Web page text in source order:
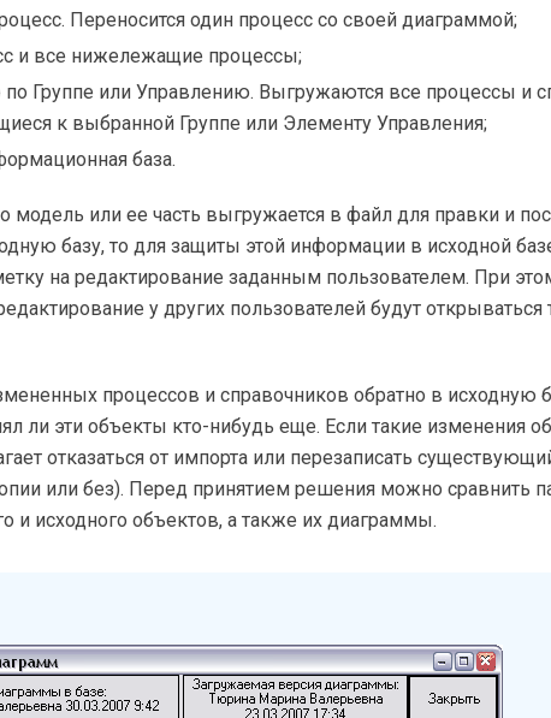
Переносится один процесс со своей диаграммой;
и все нижележащие процессы;
по Группе или Управлению. Выгружаются все процессы и
к выбранной Группе или Элементу Управления;
база.
модель или ее часть выгружается в файл для правки и
базу, то для защиты этой информации в исходной
на редактирование заданным пользователем. При
у других пользователей будут открываться
процессов и справочников обратно в исходную
ли эти объекты кто-нибудь еще. Если такие изменения
отказаться от импорта или перезаписать
или без). Перед принятием решения можно сравнить
и исходного объектов, а также их диаграммы.